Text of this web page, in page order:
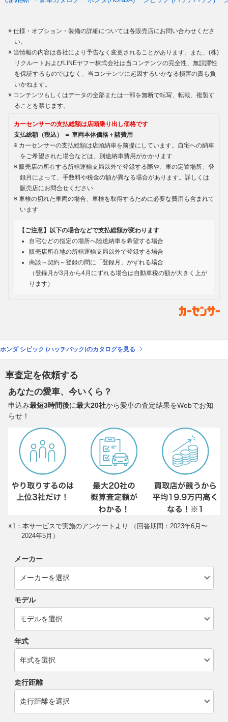
仕様・オプション・装備の詳細については各販売店にお問い合わせくださ
い。
当情報の内容は各社により予告なく変更されることがあります。また、(株)
リクルートおよびLINEヤフー株式会社は当コンテンツの完全性、無誤謬性
を保証するものではなく、当コンテンツに起因するいかなる損害の責も負
いかねます。
コンテンツもしくはデータの全部または一部を無断で転写、転載、複製す
ることを禁じます。
カーセンサーの支払総額は店頭乗り出し価格です
支払総額（税込） ＝ 車両本体価格＋諸費用
カーセンサーの支払総額は店頭納車を前提にしています。自宅への納車
をご希望された場合などは、別途納車費用がかかります
販売店の所在する所轄運輸支局以外で登録する際や、車の定置場所、登
録月によって、手数料や税金の額が異なる場合があります。詳しくは
販売店にお問合せください
車検の切れた車両の場合、車検を取得するために必要な費用も含まれて
います
【ご注意】以下の場合などで支払総額が変わります
自宅などの指定の場所へ陸送納車を希望する場合
販売店所在地の所轄運輸支局以外で登録する場合
商談～契約～登録の間に「登録月」がずれる場合
（登録月が3月から4月にずれる場合は自動車税の額が大きく上が
ります）
ホンダ シビック (ハッチバック)のカタログを見る
車査定を依頼する
あなたの愛車、今いくら？
申込み最短3時間後に最大20社から愛車の査定結果をWebでお知
らせ！
※1：本サービスで実施のアンケートより （回答期間：2023年6月〜
2024年5月）
メーカー
モデル
年式
走行距離